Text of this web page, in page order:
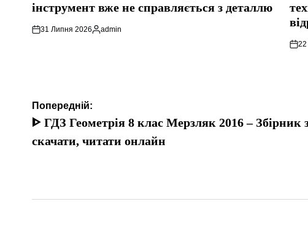
інструмент вже не справляється з деталлю
31 Липня 2026
Опубліковано
admin
22
Навігація
записів
Попередній:
ᐈ ГДЗ Геометрія 8 клас Мерзляк 2016 – Збірник
скачати, читати онлайн